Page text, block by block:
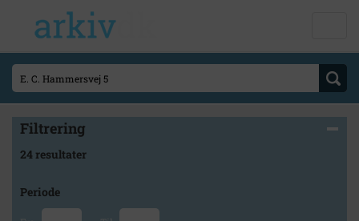
Filtrering
24 resultater
Periode